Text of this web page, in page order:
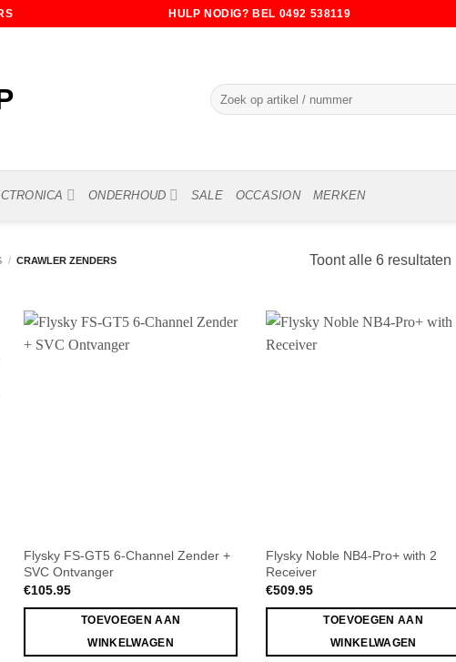
HULP NODIG? BEL 0492 538119
Zoeken
naar:
ONDERHOUD SALE OCCASION MERKEN
/ CRAWLER ZENDERS Toont alle 6 resultaten
Flysky FS-GT5 6-Channel Zender +
SVC Ontvanger
€105.95
TOEVOEGEN AAN
WINKELWAGEN
Flysky Noble NB4-Pro+ with 2
Receiver
€509.95
TOEVOEGEN AAN
WINKELWAGEN